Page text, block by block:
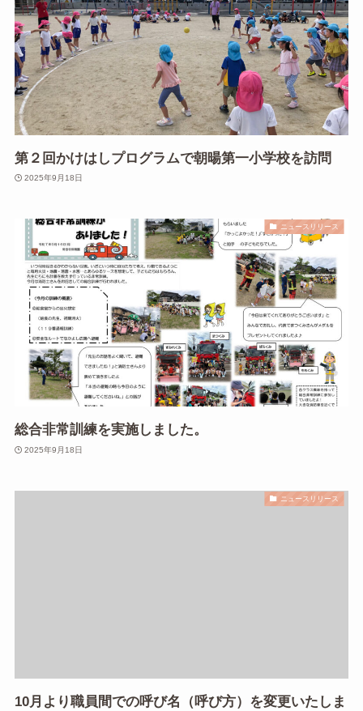
第２回かけはしプログラムで朝暘第一小学校を訪問
2025年9月18日
ニュースリリース
総合非常訓練を実施しました。
2025年9月18日
ニュースリリース
10月より職員間での呼び名（呼び方）を変更いたしま